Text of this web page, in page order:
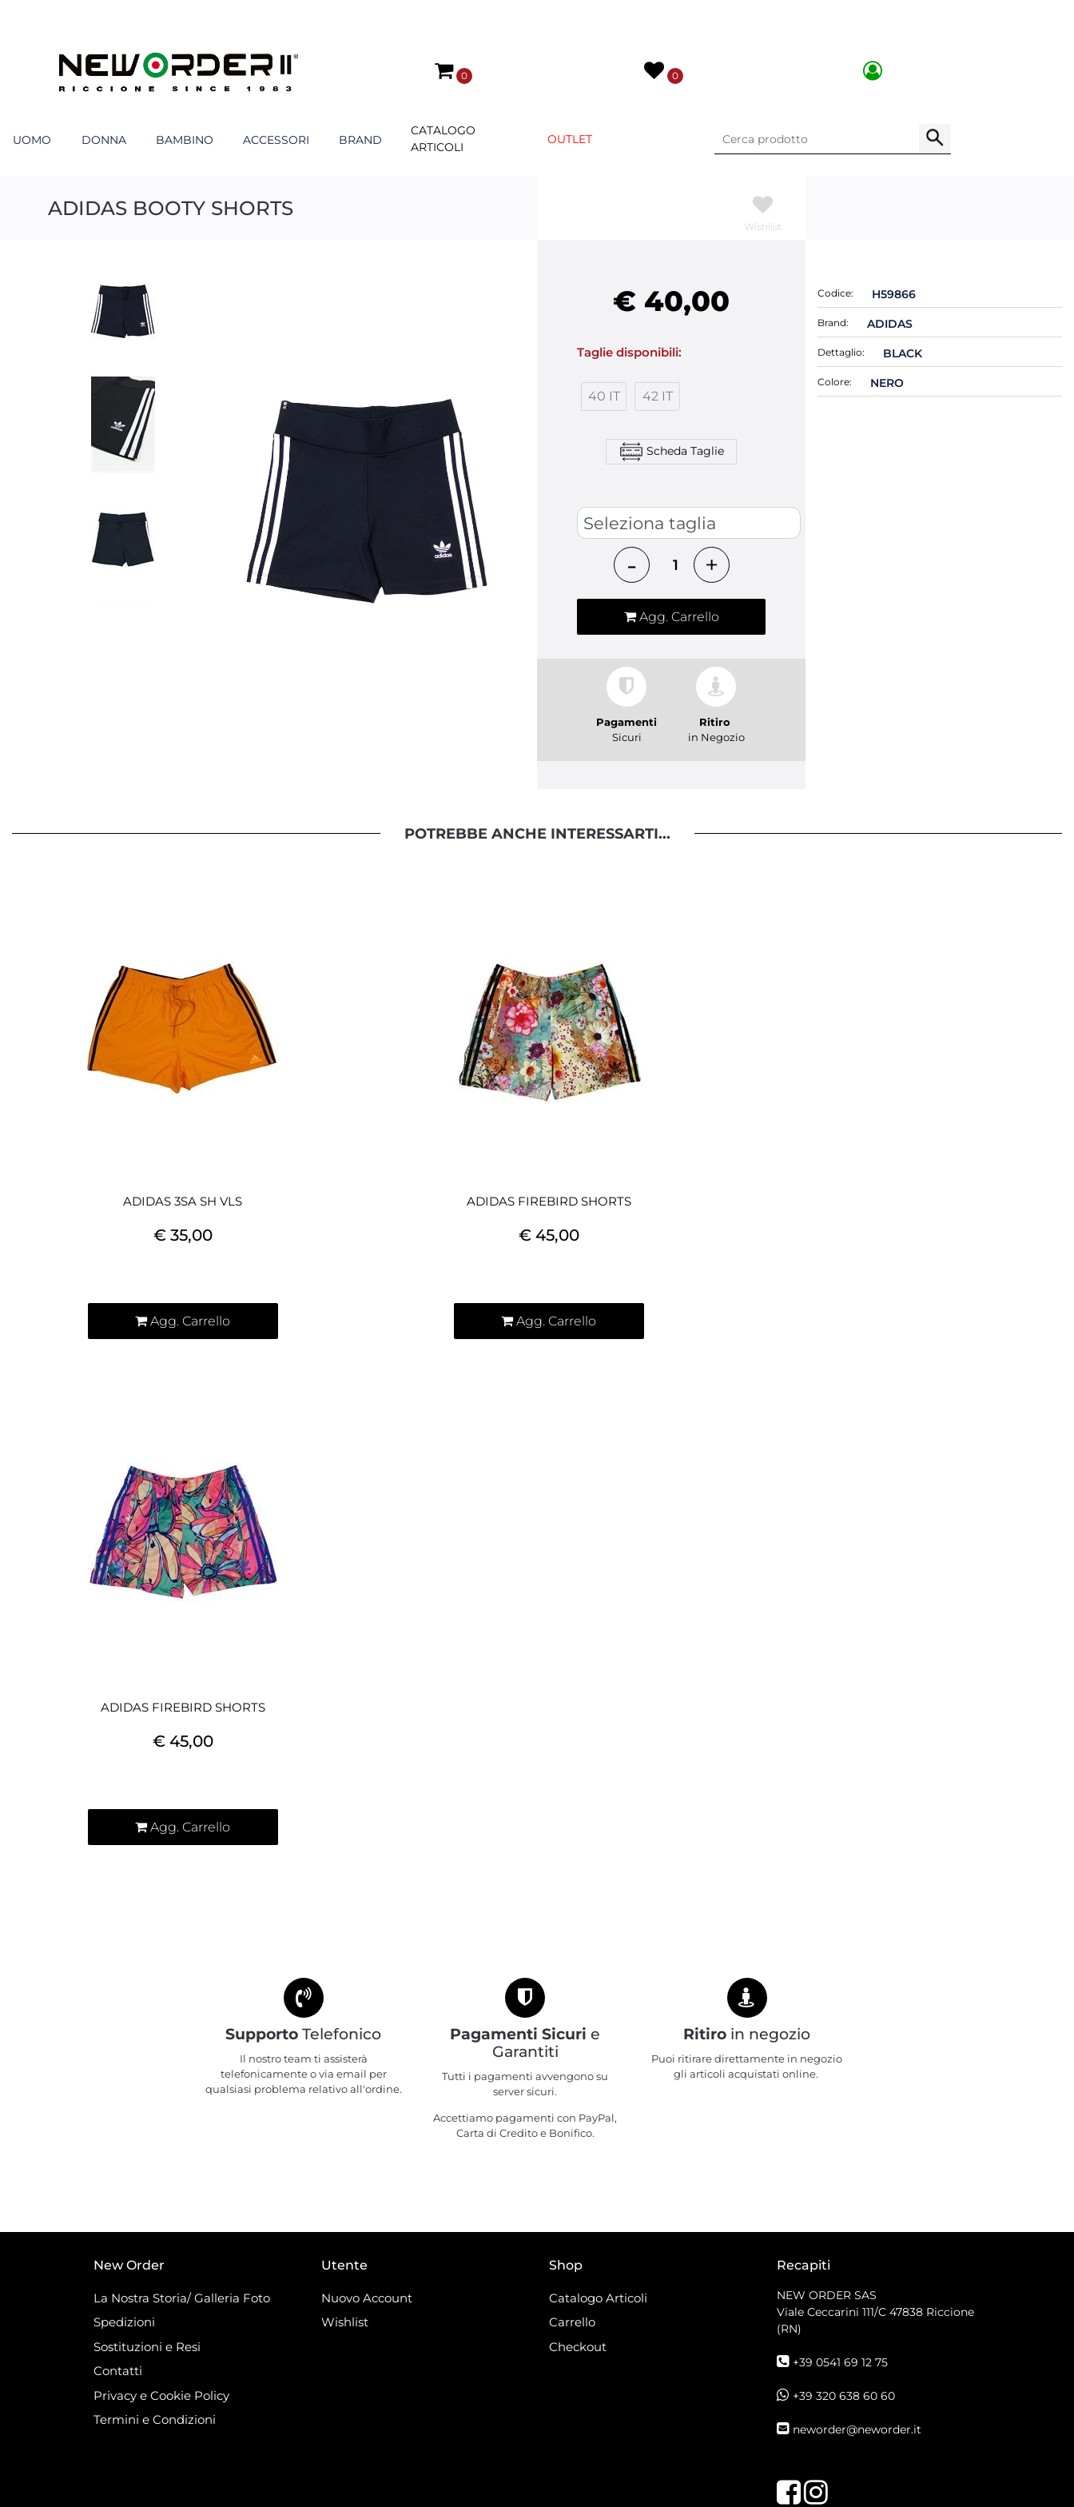
0 0
UOMO DONNA BAMBINO ACCESSORI BRAND
CATALOGO
ARTICOLI
OUTLET
ADIDAS BOOTY SHORTS
Wishlist
€ 40,00
Taglie disponibili:
40 IT 42 IT
Scheda Taglie
Quantità
Agg. Carrello
Pagamenti
Sicuri
Ritiro
in Negozio
Codice: H59866
Brand: ADIDAS
Dettaglio: BLACK
Colore: NERO
POTREBBE ANCHE INTERESSARTI...
ADIDAS 3SA SH VLS
€ 35,00
Agg. Carrello
ADIDAS FIREBIRD SHORTS
€ 45,00
Agg. Carrello
ADIDAS FIREBIRD SHORTS
€ 45,00
Agg. Carrello
Supporto Telefonico
Il nostro team ti assisterà
telefonicamente o via email per
qualsiasi problema relativo all'ordine.
Pagamenti Sicuri e
Garantiti
Tutti i pagamenti avvengono su
server sicuri.
Accettiamo pagamenti con PayPal,
Carta di Credito e Bonifico.
Ritiro in negozio
Puoi ritirare direttamente in negozio
gli articoli acquistati online.
New Order
La Nostra Storia/ Galleria Foto
Spedizioni
Sostituzioni e Resi
Contatti
Privacy e Cookie Policy
Termini e Condizioni
Utente
Nuovo Account
Wishlist
Shop
Catalogo Articoli
Carrello
Checkout
Recapiti
NEW ORDER SAS
Viale Ceccarini 111/C 47838 Riccione
(RN)
+39 0541 69 12 75
+39 320 638 60 60
neworder@neworder.it
FacebookInstagram